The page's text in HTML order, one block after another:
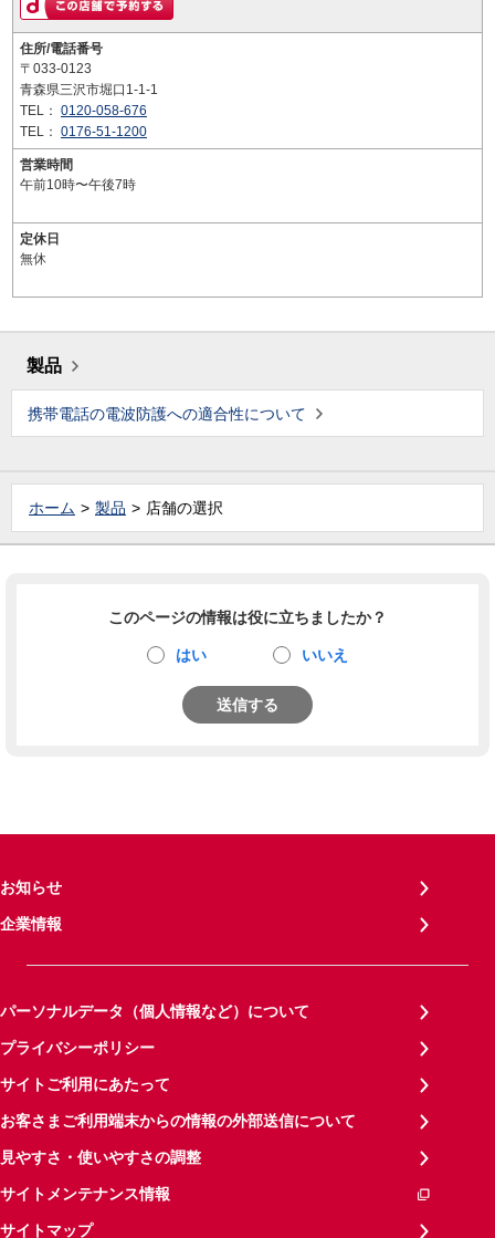
住所/電話番号
〒033-0123
青森県三沢市堀口1-1-1
TEL： 0120-058-676
TEL： 0176-51-1200
営業時間
午前10時〜午後7時
定休日
無休
製品
携帯電話の電波防護への適合性について
ホーム 製品 店舗の選択
このページの情報は役に立ちましたか？
はい いいえ
送信する
お知らせ
企業情報
パーソナルデータ（個人情報など）について
プライバシーポリシー
サイトご利用にあたって
お客さまご利用端末からの情報の外部送信について
見やすさ・使いやすさの調整
サイトメンテナンス情報
サイトマップ